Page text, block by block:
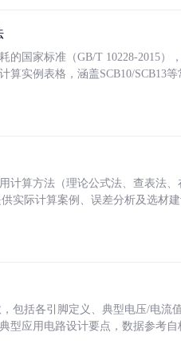
国家标准（GB/T 10228-2015）
算实例表格，涵盖SCB10/SCB13
计算方法（理论公式法、查表法
实际计算案例、误差分析及选材
包括各引脚定义、典型电压/电流
型应用电路设计要点，数据参考